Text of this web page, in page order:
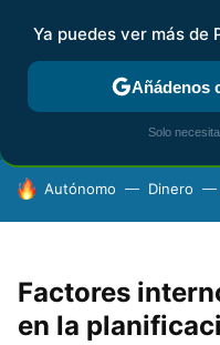
FISCALIDAD Y
HOY SE HABLA DE
Autónomo Dinero
Factores
en la
Ya puedes ver más de
Añádenos
Solo